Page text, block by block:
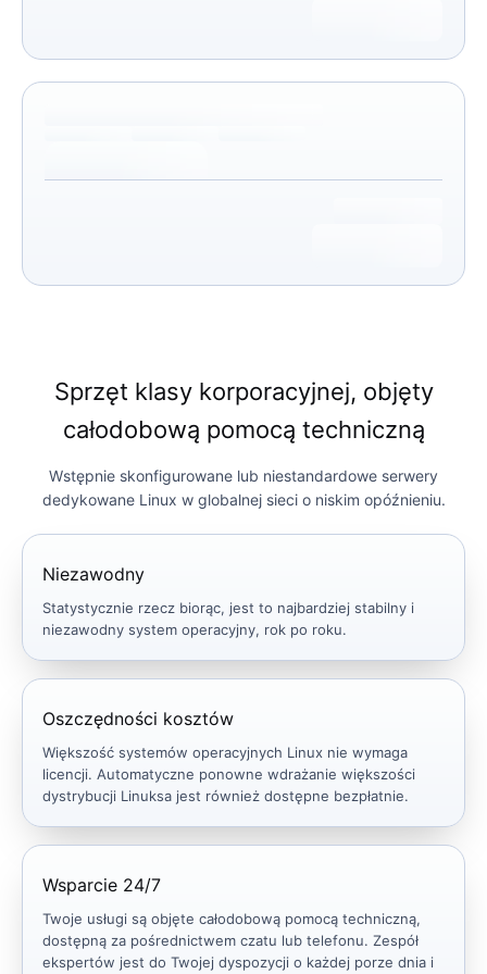
Sprzęt klasy korporacyjnej, objęty
całodobową pomocą techniczną
Wstępnie skonfigurowane lub niestandardowe serwery
dedykowane Linux w globalnej sieci o niskim opóźnieniu.
Niezawodny
Statystycznie rzecz biorąc, jest to najbardziej stabilny i
niezawodny system operacyjny, rok po roku.
Oszczędności kosztów
Większość systemów operacyjnych Linux nie wymaga
licencji. Automatyczne ponowne wdrażanie większości
dystrybucji Linuksa jest również dostępne bezpłatnie.
Wsparcie 24/7
Twoje usługi są objęte całodobową pomocą techniczną,
dostępną za pośrednictwem czatu lub telefonu. Zespół
ekspertów jest do Twojej dyspozycji o każdej porze dnia i